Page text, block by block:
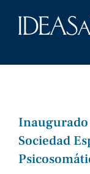
Inaugurado
Sociedad